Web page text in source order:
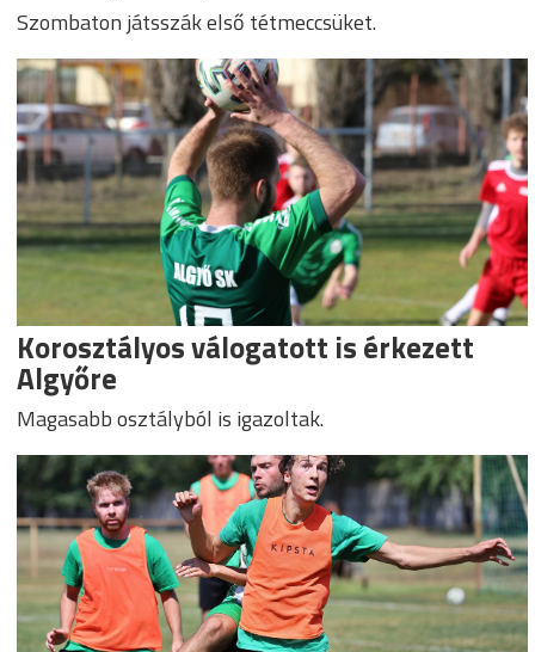
Szombaton játsszák első tétmeccsüket.
Korosztályos válogatott is érkezett
Algyőre
Magasabb osztályból is igazoltak.